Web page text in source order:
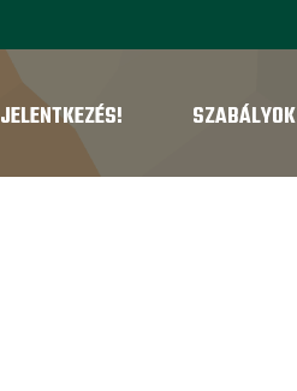
JELENTKEZÉS! SZABÁLYOK